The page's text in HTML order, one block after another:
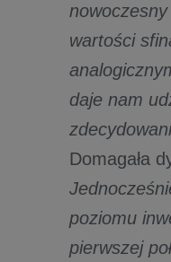
wartości
daje nam
Domagała
poziomu
pierwszej